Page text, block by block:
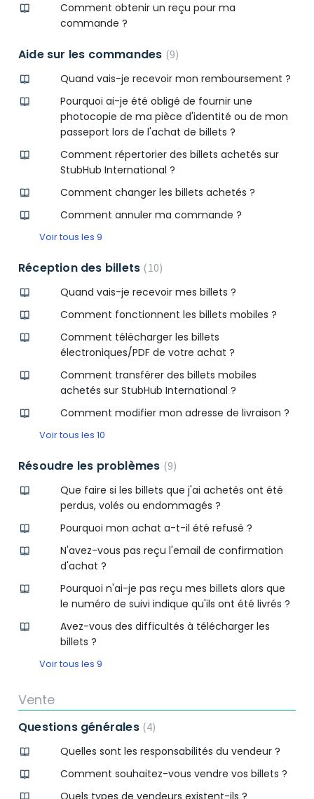
Comment obtenir un reçu pour ma
commande ?
Aide sur les commandes 9
Quand vais-je recevoir mon remboursement ?
Pourquoi ai-je été obligé de fournir une
photocopie de ma pièce d'identité ou de mon
passeport lors de l'achat de billets ?
Comment répertorier des billets achetés sur
StubHub International ?
Comment changer les billets achetés ?
Comment annuler ma commande ?
Voir tous les 9
Réception des billets 10
Quand vais-je recevoir mes billets ?
Comment fonctionnent les billets mobiles ?
Comment télécharger les billets
électroniques/PDF de votre achat ?
Comment transférer des billets mobiles
achetés sur StubHub International ?
Comment modifier mon adresse de livraison ?
Voir tous les 10
Résoudre les problèmes 9
Que faire si les billets que j'ai achetés ont été
perdus, volés ou endommagés ?
Pourquoi mon achat a-t-il été refusé ?
N'avez-vous pas reçu l'email de confirmation
d'achat ?
Pourquoi n'ai-je pas reçu mes billets alors que
le numéro de suivi indique qu'ils ont été livrés ?
Avez-vous des difficultés à télécharger les
billets ?
Voir tous les 9
Vente
Questions générales 4
Quelles sont les responsabilités du vendeur ?
Comment souhaitez-vous vendre vos billets ?
Quels types de vendeurs existent-ils ?